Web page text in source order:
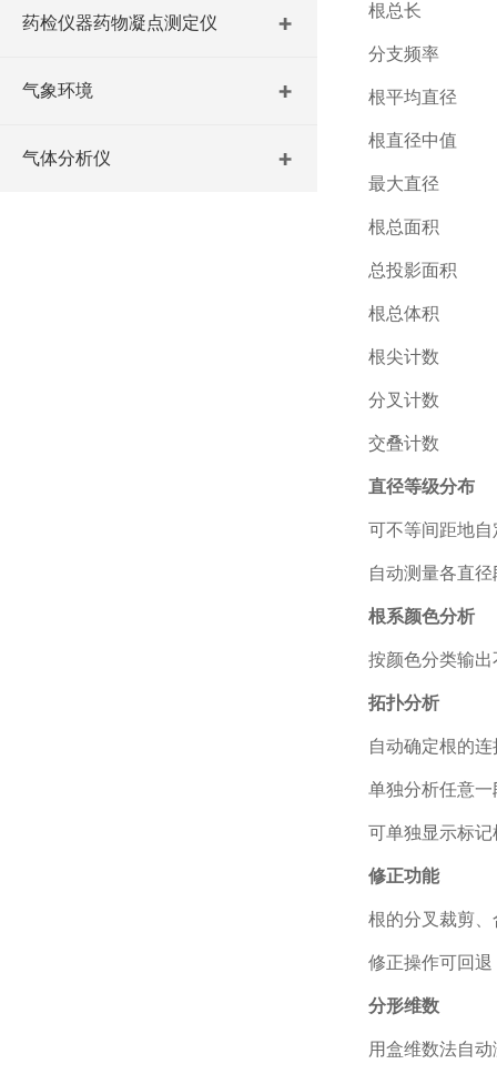
根总长
分支频率
根平均直径
根直径中值
最大直径
根总面积
总投影面积
根总体积
根尖计数
分叉计数
交叠计数
直径等级分布
可不等间距地
自动测量各直
根系颜色分析
按颜色分类输
拓扑分析
自动确定根的
单独分析任意
可单独显示标
修正功能
根的分叉裁剪
修正操作可回
分形维数
用盒维数法自
药检仪器药物凝点测定仪
气象环境
气体分析仪